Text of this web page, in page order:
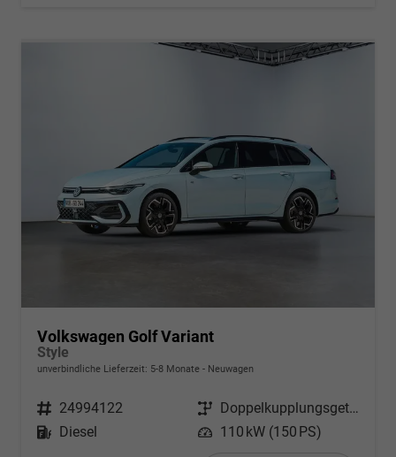
Volkswagen Golf Variant
Style
unverbindliche Lieferzeit: 5-8 Monate Neuwagen
Fahrzeugnr. 24994122 Getriebe
Doppelkupplungsgetriebe (DSG)
Kraftstoff
Diesel Leistung 110 kW (150 PS)